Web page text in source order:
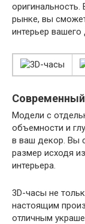
рынке, вы
интерьер
Модели с
объемности и
в ваш декор. Вы
размер исходя
интерьера.
3D-часы не
настоящим
отличным